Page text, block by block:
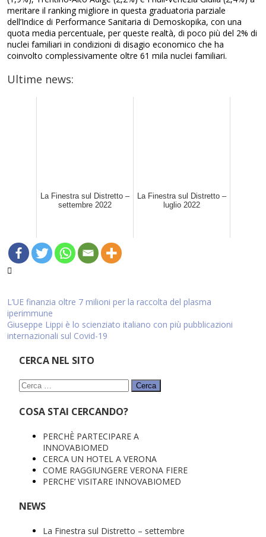
meritare il ranking migliore in questa graduatoria parziale
dell’Indice di Performance Sanitaria di Demoskopika, con una
quota media percentuale, per queste realtà, di poco più del 2% di
nuclei familiari in condizioni di disagio economico che ha
coinvolto complessivamente oltre 61 mila nuclei familiari.
Ultime news:
La Finestra sul Distretto –
settembre 2022
La Finestra sul Distretto –
luglio 2022
Navigazione
articoli
L’UE finanzia oltre 7 milioni per la raccolta del plasma
iperimmune
Giuseppe Lippi è lo scienziato italiano con più pubblicazioni
internazionali sul Covid-19
CERCA NEL SITO
Ricerca
COSA STAI CERCANDO?
PERCHÈ PARTECIPARE A
INNOVABIOMED
CERCA UN HOTEL A VERONA
COME RAGGIUNGERE VERONA FIERE
PERCHE’ VISITARE INNOVABIOMED
NEWS
La Finestra sul Distretto – settembre